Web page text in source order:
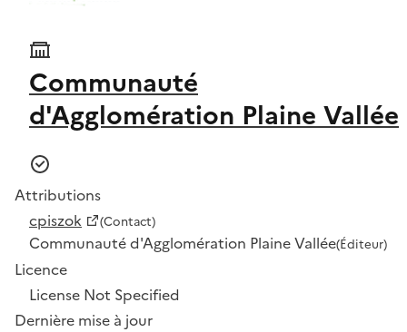
Communauté
d'Agglomération Plaine Vallée
Attributions
cpiszok
(Contact)
Communauté d'Agglomération Plaine Vallée(Éditeur)
Licence
License Not Specified
Dernière mise à jour